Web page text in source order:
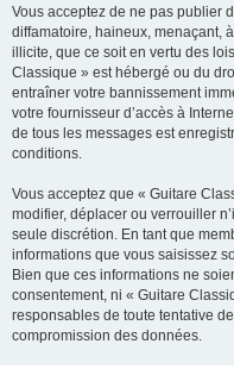
Vous acceptez de ne pas publier
diffamatoire, haineux, menaçant,
illicite, que ce soit en vertu des
Classique » est hébergé ou du
entraîner votre bannissement
votre fournisseur d’accès à
de tous les messages est
conditions.
Vous acceptez que « Guitare
modifier, déplacer ou verrouiller
seule discrétion. En tant que
informations que vous saisissez
Bien que ces informations ne
consentement, ni « Guitare
responsables de toute tentative
compromission des données.